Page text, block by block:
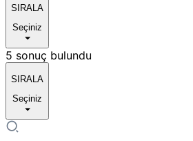
SIRALA
Seçiniz
5 sonuç bulundu
SIRALA
Seçiniz